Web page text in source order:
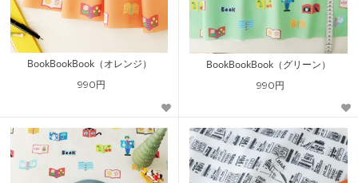
BookBookBook（オレンジ）
990円
BookBookBook（グリーン）
990円